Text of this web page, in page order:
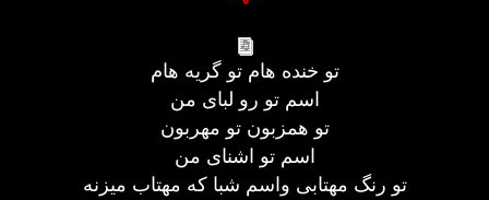
تو خنده هام تو گریه هام
اسم تو رو لبای من
تو همزبون تو مهربون
اسم تو اشنای من
تو رنگ مهتابی واسم شبا که مهتاب میزنه